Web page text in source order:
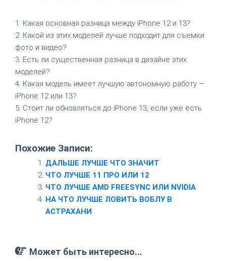
1. Какая основная разница между iPhone 12 и 13?
2. Какой из этих моделей лучше подходит для съемки
фото и видео?
3. Есть ли существенная разница в дизайне этих
моделей?
4. Какая модель имеет лучшую автономную работу —
iPhone 12 или 13?
5. Стоит ли обновляться до iPhone 13, если уже есть
iPhone 12?
Похожие Записи:
ДАЛЬШЕ ЛУЧШЕ ЧТО ЗНАЧИТ
ЧТО ЛУЧШЕ 11 ПРО ИЛИ 12
ЧТО ЛУЧШЕ AMD FREESYNC ИЛИ NVIDIA
НА ЧТО ЛУЧШЕ ЛОВИТЬ ВОБЛУ В
АСТРАХАНИ
Может быть интересно...